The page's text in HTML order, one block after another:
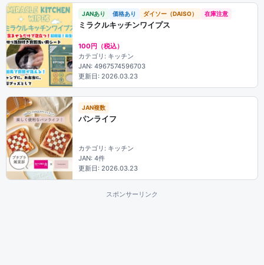
JANあり 価格あり ダイソー（DAISO） 在庫注意
ミラクルキッチンワイプス
100円（税込）
カテゴリ: キッチン
JAN: 4967574596703
更新日: 2026.03.23
JAN複数
パンライフ
カテゴリ: キッチン
JAN: 4件
更新日: 2026.03.23
スポンサーリンク